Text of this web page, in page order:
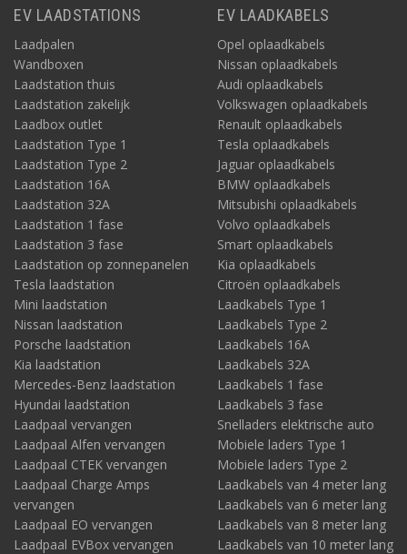
u een 1 fasige aansluiting thuis of op de zaak? In dat
geval kunt u ook met maximaal 1 x 32A laden. U kunt
hiervoor een laadbox kiezen van 7,4kW (1 x 32A) of
22kW (3 x 32A waarvan de Porsche Taycan 1 x 32A
zal gebruiken) aan laadvermogen.
Kies hieronder het model van Porsche en u vindt de
meest geschikte laadstations!
EV LAADSTATIONS
Laadpalen
Wandboxen
Laadstation thuis
Laadstation zakelijk
Laadbox outlet
Laadstation Type 1
Laadstation Type 2
Laadstation 16A
Laadstation 32A
Laadstation 1 fase
Laadstation 3 fase
Laadstation op zonnepanelen
Tesla laadstation
Mini laadstation
Nissan laadstation
Porsche laadstation
Kia laadstation
Mercedes-Benz laadstation
Hyundai laadstation
Laadpaal vervangen
Laadpaal Alfen vervangen
Laadpaal CTEK vervangen
Laadpaal Charge Amps
vervangen
Laadpaal EO vervangen
Laadpaal EVBox vervangen
EV LAADKABELS
Opel oplaadkabels
Nissan oplaadkabels
Audi oplaadkabels
Volkswagen oplaadkabels
Renault oplaadkabels
Tesla oplaadkabels
Jaguar oplaadkabels
BMW oplaadkabels
Mitsubishi oplaadkabels
Volvo oplaadkabels
Smart oplaadkabels
Kia oplaadkabels
Citroën oplaadkabels
Laadkabels Type 1
Laadkabels Type 2
Laadkabels 16A
Laadkabels 32A
Laadkabels 1 fase
Laadkabels 3 fase
Snelladers elektrische auto
Mobiele laders Type 1
Mobiele laders Type 2
Laadkabels van 4 meter lang
Laadkabels van 6 meter lang
Laadkabels van 8 meter lang
Laadkabels van 10 meter lang